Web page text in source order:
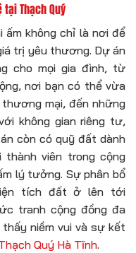
Thạch Quý
ấm không chỉ là nơi để
trị yêu thương. Dự án
cho mọi gia đình, từ
nơi bạn có thể vừa
mại, đến những
không gian riêng tư,
còn có quỹ đất dành
thành viên trong cộng
lý tưởng. Sự phân bổ
tích đất ở lên tới
tranh cộng đồng đa
niềm vui và sự kết
Quý Hà Tĩnh.